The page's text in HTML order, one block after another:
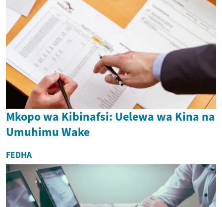
Mkopo wa Kibinafsi: Uelewa wa Kina na
Umuhimu Wake
FEDHA